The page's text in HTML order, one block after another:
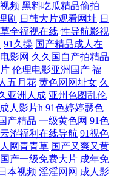
一页 老神马94影视在线观看
片 青青视屏 亚洲系列国产 成
竹菊影视 国产精品中文字幕
在线 欧美最猛性xxxx 一本
摩托车三 午夜福利在线看国
高清二区 一区二区电影 国产
频 黑料吃瓜精品偷拍
剧 日韩大片观看网址 日
全福视在线 性导航影视
91久操 国产精品成人在
影网 久久国自产拍精品
伦理电影亚洲国产 福
五月花 黄色网网址女 久
亚洲人成 亚州色图乱伦
成人影片h 91色婷婷瑟色
产精品 一级黄色网 91色
云涩福利在线导航 91视色
网青青草 国产又爽又黄
国产一级免费大片 成年免
本视频 淫淫网网 成人影